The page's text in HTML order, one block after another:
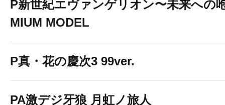
P新世紀エヴァンゲリオン〜未来への
MIUM MODEL
P真・花の慶次3 99ver.
PA激デジ牙狼 月虹ノ旅人